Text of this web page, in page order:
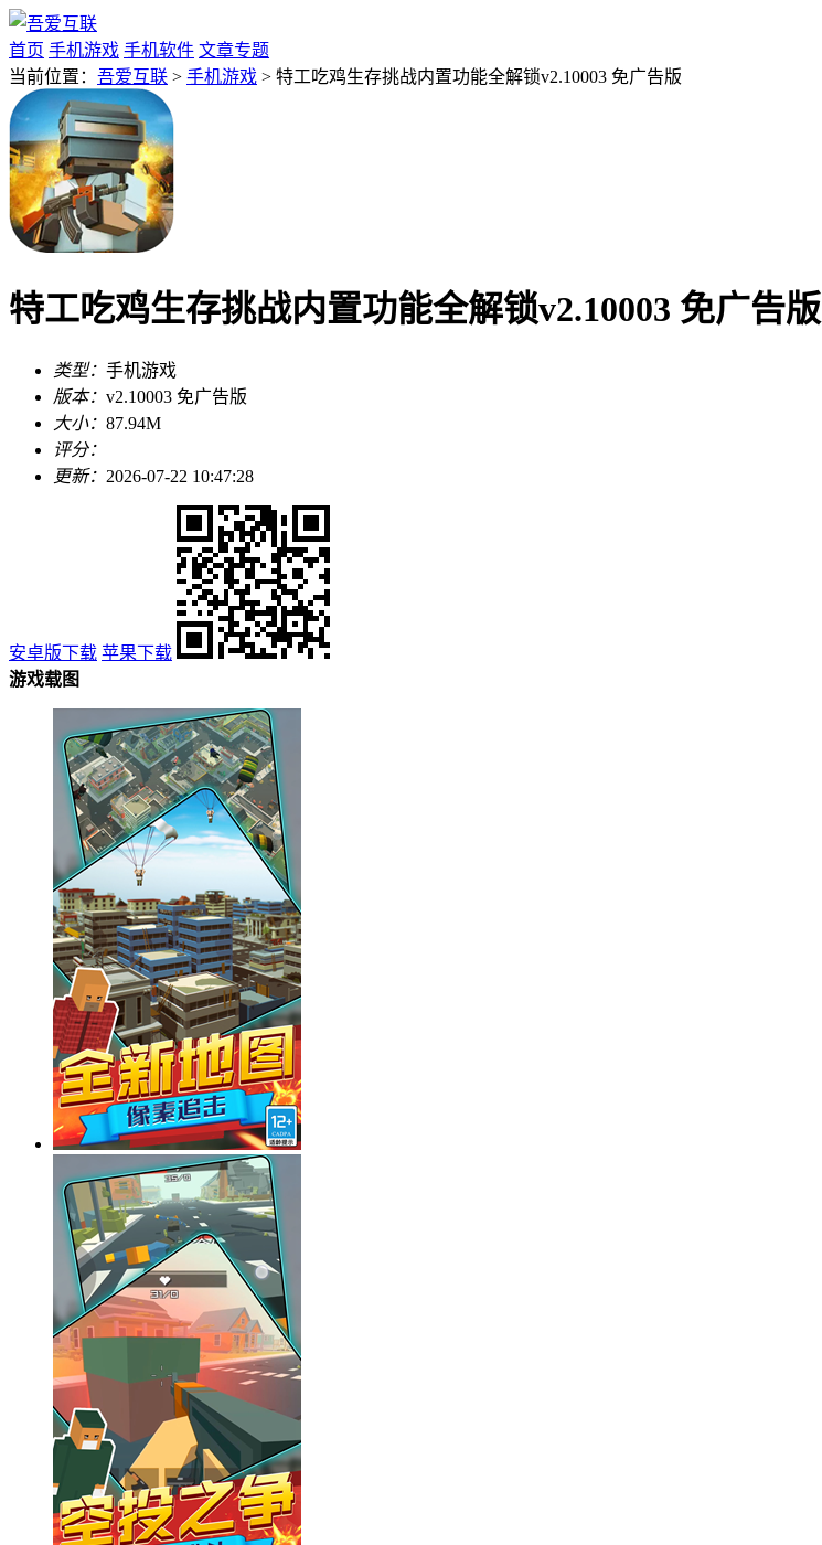
首页 手机游戏 手机软件 文章专题
当前位置： 吾爱互联 > 手机游戏 > 特工吃鸡生存挑战内置功能全解锁v2.10003 免广告版
特工吃鸡生存挑战内置功能全解锁v2.10003 免广告版
类型： 手机游戏
版本： v2.10003 免广告版
大小： 87.94M
评分：
更新： 2026-07-22 10:47:28
安卓版下载 苹果下载
游戏载图